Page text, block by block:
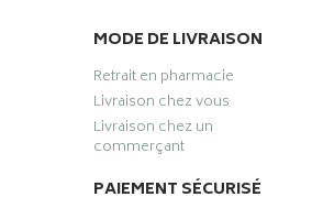
MODE DE LIVRAISON
Retrait en pharmacie
Livraison chez vous
Livraison chez un
commerçant
PAIEMENT SÉCURISÉ